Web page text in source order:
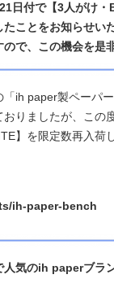
日付で【3人がけ
ことをお知らせい
で、この機会を是
「ih paper製ペーパ
おりましたが、この
】を限定数再入荷
ih-paper-bench
人気のih paperブラ